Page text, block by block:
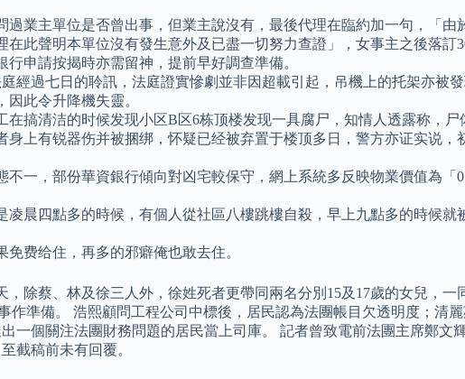
過業主單位是否曾出事，但業主說沒有，最後代理在臨約加一句，「由
在此聲明本單位沒有發生意外及已盡一切努力查證」，女事主之後落訂
行申請按揭時亦需留神，提前早好調查準備。
庭經過七日的聆訊，法庭證實慘劇並非因超載引起，吊機上的托架亦被
此令升降機失靈。
在搞清洁的时候发现小区B区6栋顶楼发现一具腐尸，知情人透露称，尸
身上有锐器伤并被捆绑，怀疑已经被弃置于楼顶多日，警方亦证实说，
不一，部份華資銀行傾向對凶宅較保守，網上系統多反映物業價值為「
凌晨四點多的時候，有個人從社區八樓跳樓自殺，早上九點多的時候就
费给住，再多的邪癖俺也敢去住。
，除蔡、林及徐三人外，徐姓死者更帶同兩名分別15及17歲的女兒，一
作準備。 浩熙顧問工程公司中標後，居民認為法團帳目欠透明度；清
一個關注法團財務問題的居民當上司庫。 記者曾致電前法團主席鄭文
截稿前未有回覆。